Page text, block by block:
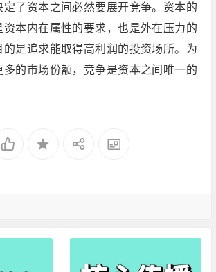
定了资本之间必然要展开竞争。资本的
资本内在属性的要求，也是外在压力的
的是追求能取得高利润的投资场所。为
多的市场份额，竞争是资本之间唯一的